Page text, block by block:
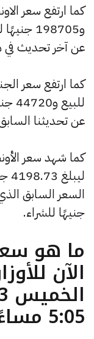
عن آخر تحديث في
عن تحديثنا
جنيهًا للشراء.
الآن
5:05 مساءً )